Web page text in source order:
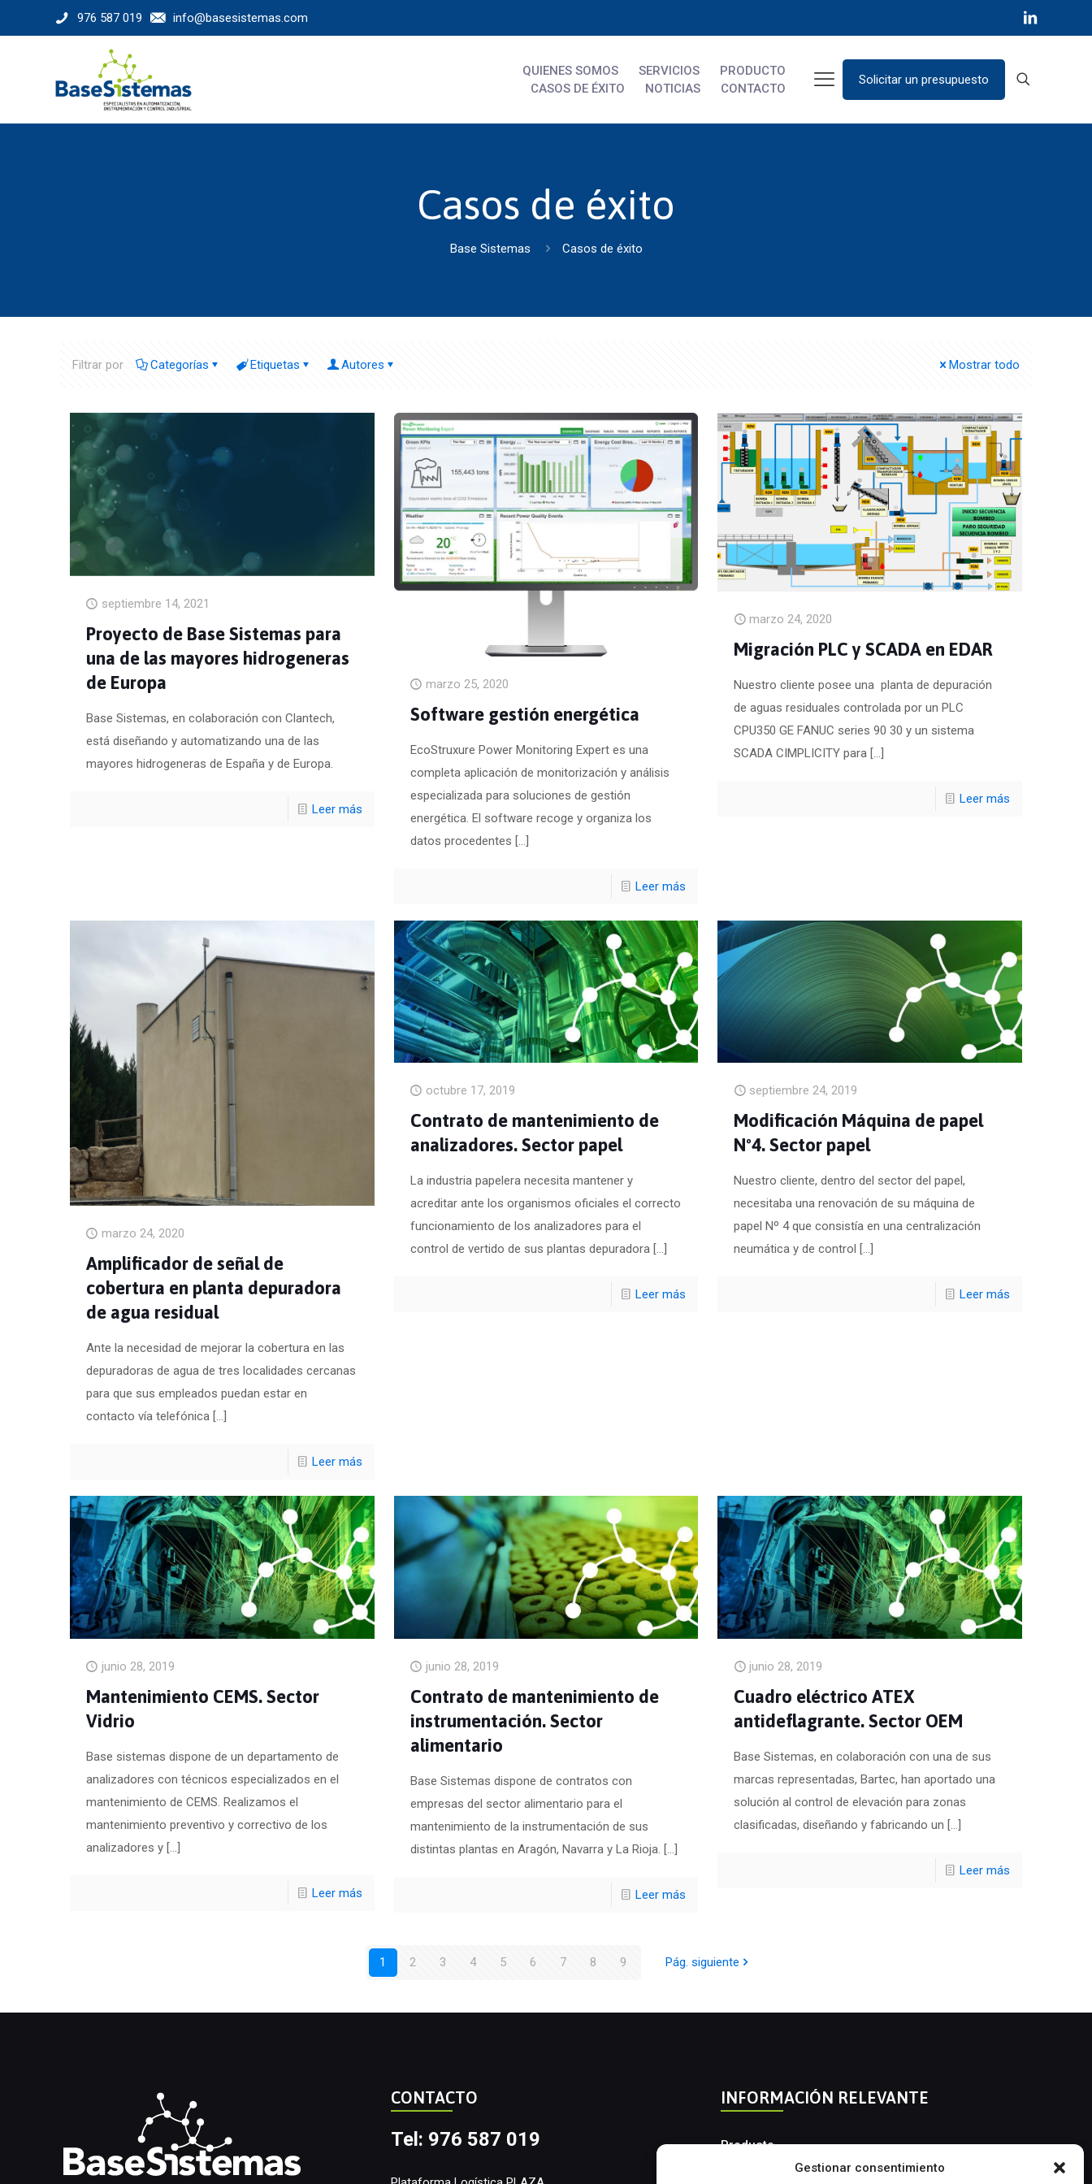
Gestionar consentimiento
976 587 019 info@basesistemas.com
QUIENES SOMOS SERVICIOS
PRODUCTO
CASOS DE ÉXITO
NOTICIAS CONTACTO
Solicitar un presupuesto
Casos de éxito
Base Sistemas Casos de éxito
Filtrar por Categorías Etiquetas Autores Mostrar todo
septiembre 14, 2021
Proyecto de Base Sistemas para
una de las mayores hidrogeneras
de Europa
Base Sistemas, en colaboración con Clantech,
está diseñando y automatizando una de las
mayores hidrogeneras de España y de Europa.
Leer más
marzo 25, 2020
Software gestión energética
EcoStruxure Power Monitoring Expert es una
completa aplicación de monitorización y análisis
especializada para soluciones de gestión
energética. El software recoge y organiza los
datos procedentes […]
Leer más
marzo 24, 2020
Migración PLC y SCADA en EDAR
Nuestro cliente posee una planta de depuración
de aguas residuales controlada por un PLC
CPU350 GE FANUC series 90 30 y un sistema
SCADA CIMPLICITY para […]
Leer más
marzo 24, 2020
Amplificador de señal de
cobertura en planta depuradora
de agua residual
Ante la necesidad de mejorar la cobertura en las
depuradoras de agua de tres localidades cercanas
para que sus empleados puedan estar en
contacto vía telefónica[…]
Leer más
octubre 17, 2019
Contrato de mantenimiento de
analizadores. Sector papel
La industria papelera necesita mantener y
acreditar ante los organismos oficiales el correcto
funcionamiento de los analizadores para el
control de vertido de sus plantas depuradora[…]
Leer más
septiembre 24, 2019
Modificación Máquina de papel
Nº4. Sector papel
Nuestro cliente, dentro del sector del papel,
necesitaba una renovación de su máquina de
papel Nº 4 que consistía en una centralización
neumática y de control
[…]
Leer más
junio 28, 2019
Mantenimiento CEMS. Sector
Vidrio
Base sistemas dispone de un departamento de
analizadores con técnicos especializados en el
mantenimiento de CEMS. Realizamos el
mantenimiento preventivo y correctivo de los
analizadores y[…]
Leer más
junio 28, 2019
Contrato de mantenimiento de
instrumentación. Sector
alimentario
Base Sistemas dispone de contratos con
empresas del sector alimentario para el
mantenimiento de la instrumentación de sus
distintas plantas en Aragón, Navarra y La Rioja. […]
Leer más
junio 28, 2019
Cuadro eléctrico ATEX
antideflagrante. Sector OEM
Base Sistemas, en colaboración con una de sus
marcas representadas, Bartec, han aportado una
solución al control de elevación para zonas
clasificadas, diseñando y fabricando un […]
Leer más
1 2 3 4 5 6 7 8 9 Pág. siguiente
CONTACTO
Tel: 976 587 019
INFORMACIÓN RELEVANTE
Producto